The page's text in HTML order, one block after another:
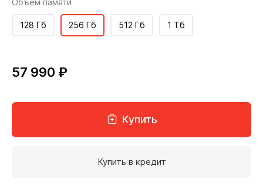
Объём памяти
256 Гб 1 Тб
128 Гб 512 Гб
57 990 ₽
Купить
Купить в кредит